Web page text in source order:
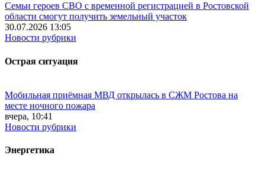
Семьи героев СВО с временной регистрацией в Ростовской
области смогут получить земельный участок
30.07.2026 13:05
Новости рубрики
Острая ситуация
Мобильная приёмная МВД открылась в СЖМ Ростова на
месте ночного пожара
вчера, 10:41
Новости рубрики
Энергетика